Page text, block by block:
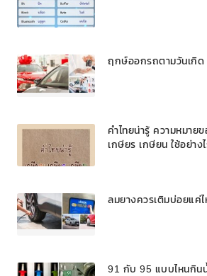
ฤกษ์ออกรถตามวันเกิ
คำไทยน่ารู้ ความหมาย
เกษียร เกษียน ใช้อย่าง
ลมยางควรเติมบ่อยแค่ไ
91 กับ 95 แบบไหนกิน